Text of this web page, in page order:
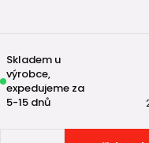
Skladem u
výrobce,
expedujeme za
5-15 dnů